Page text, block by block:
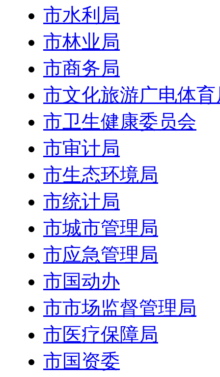
市水利局
市林业局
市商务局
市文化旅游广电体育
市卫生健康委员会
市审计局
市生态环境局
市统计局
市城市管理局
市应急管理局
市国动办
市市场监督管理局
市医疗保障局
市国资委